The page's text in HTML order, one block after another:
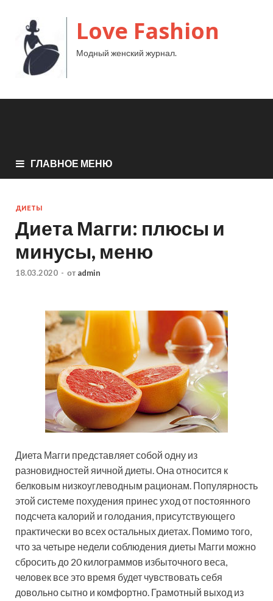
Love Fashion
Модный женский журнал.
ГЛАВНОЕ МЕНЮ
ДИЕТЫ
Диета Магги: плюсы и
минусы, меню
18.03.2020 - от admin
Диета Магги представляет собой одну из
разновидностей яичной диеты. Она относится к
белковым низкоуглеводным рационам. Популярность
этой системе похудения принес уход от постоянного
подсчета калорий и голодания, присутствующего
практически во всех остальных диетах. Помимо того,
что за четыре недели соблюдения диеты Магги можно
сбросить до 20 килограммов избыточного веса,
человек все это время будет чувствовать себя
довольно сытно и комфортно. Грамотный выход из